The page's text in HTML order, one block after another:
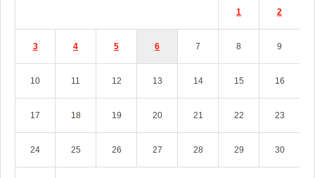
1 2
3 4 5 6 7 8 9
10 11 12 13 14 15 16
17 18 19 20 21 22 23
24 25 26 27 28 29 30